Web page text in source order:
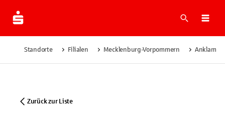
Suche
Standorte Filialen Mecklenburg-Vorpommern Anklam
Zurück zur Liste